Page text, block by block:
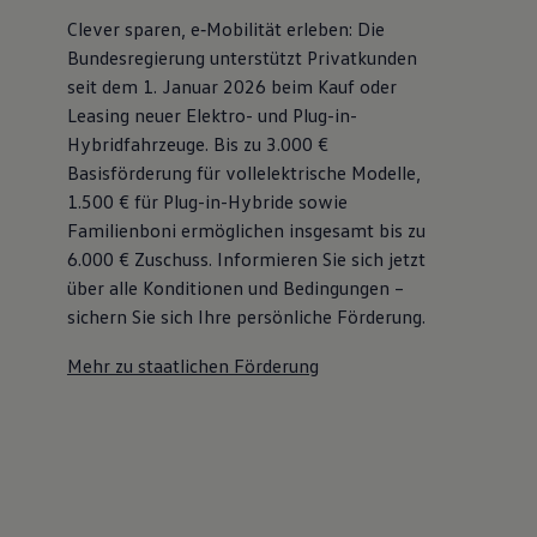
Bulli Magazin
Fahrzeugabholung ab Werk
Uptime
Clever sparen, e‑Mobilität erleben: Die
Bundesregierung unterstützt Privatkunden
seit dem 1. Januar 2026 beim Kauf oder
Leasing neuer Elektro- und Plug-in-
Hybridfahrzeuge. Bis zu 3.000 €
Basisförderung für vollelektrische Modelle,
1.500 € für Plug-in-Hybride sowie
Familienboni ermöglichen insgesamt bis zu
6.000 € Zuschuss⁠. Informieren Sie sich jetzt
über alle Konditionen und Bedingungen –
sichern Sie sich Ihre persönliche Förderung.
Mehr zu staatlichen Förderung